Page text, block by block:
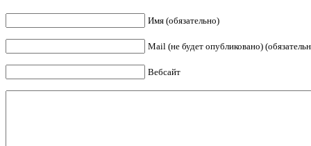
Имя (обязательно)
Mail (не будет опубликовано)
Вебсайт